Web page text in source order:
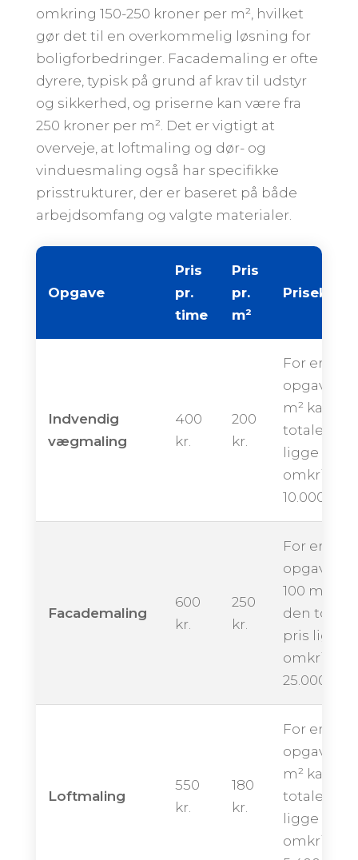
omkring 150-250 kroner per m², hvilket
gør det til en overkommelig løsning for
boligforbedringer. Facademaling er ofte
dyrere, typisk på grund af krav til udstyr
og sikkerhed, og priserne kan være fra
250 kroner per m². Det er vigtigt at
overveje, at loftmaling og dør- og
vinduesmaling også har specifikke
prisstrukturer, der er baseret på både
arbejdsomfang og valgte materialer.
Opgave
Pris
pr.
time
Pris
pr.
m²
Indvendig
vægmaling
400
kr.
200
kr.
For en
opgave på
m² kan
totale pris
ligge
omkring
10.000
Facademaling
600
kr.
250
kr.
For en
opgave på
100 m² kan
den totale
pris ligge
omkring
25.000
Loftmaling
550
kr.
180
kr.
For en
opgave på
m² kan
totale pris
ligge
omkring